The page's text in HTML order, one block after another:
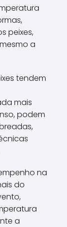
peixes,
a
tendem
mais
podem
na
do
a